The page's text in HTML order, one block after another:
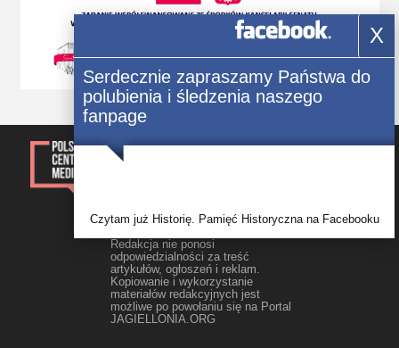
© 2014-2023, Kwartalnik „Głos
Polonii” Wszelkie prawa
Sprawiedliwości w obwodzie
Redakcja nie ponosi
odpowiedzialności za treść
artykułów, ogłoszeń i reklam.
Kopiowanie i wykorzystanie
materiałów redakcyjnych jest
możliwe po powołaniu się na Portal
JAGIELLONIA.ORG
X
Serdecznie zapraszamy Państwa do
polubienia i śledzenia naszego
fanpage
Czytam już Historię. Pamięć Historyczna na Facebooku